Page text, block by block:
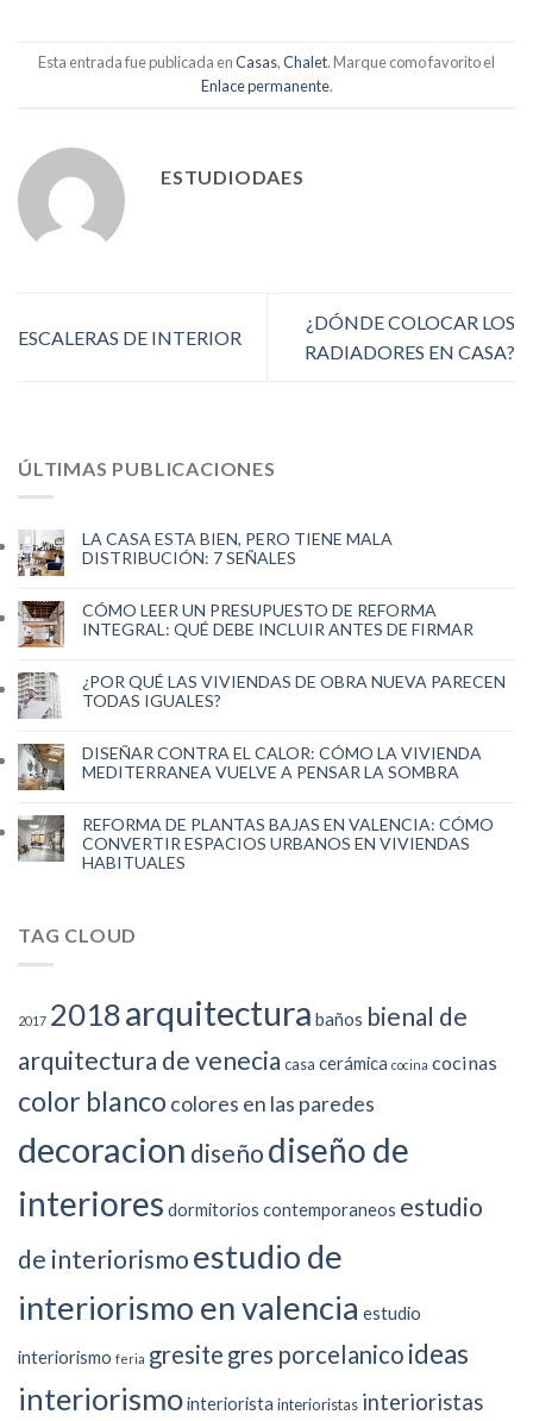
Esta entrada fue publicada enCasas,Chalet. Marque como favorito el
Enlace permanente.
ESTUDIODAES
ESCALERAS DE INTERIOR
¿DÓNDE COLOCAR LOS
RADIADORES EN CASA?
ÚLTIMAS PUBLICACIONES
LA CASA ESTA BIEN, PERO TIENE MALA
DISTRIBUCIÓN: 7 SEÑALES
CÓMO LEER UN PRESUPUESTO DE REFORMA
INTEGRAL: QUÉ DEBE INCLUIR ANTES DE FIRMAR
¿POR QUÉ LAS VIVIENDAS DE OBRA NUEVA PARECEN
TODAS IGUALES?
DISEÑAR CONTRA EL CALOR: CÓMO LA VIVIENDA
MEDITERRANEA VUELVE A PENSAR LA SOMBRA
REFORMA DE PLANTAS BAJAS EN VALENCIA: CÓMO
CONVERTIR ESPACIOS URBANOS EN VIVIENDAS
HABITUALES
TAG CLOUD
2017 2018arquitectura baños bienal de
arquitectura de venecia casa cerámica cocina cocinas
color blanco colores en las paredes
decoracion diseño diseño de
interiores dormitorios contemporaneos estudio
de interiorismo estudio de
interiorismo en valencia estudio
interiorismo feria gresite gres porcelanico ideas
interiorismointeriorista interioristas interioristas